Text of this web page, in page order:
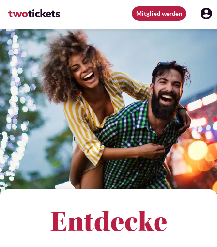
Mitglied werden
Entdecke